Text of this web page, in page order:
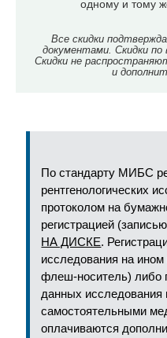
одному и тому
Все скидки
документами. Скидки
Скидки не
и
По стандарту МИБС
рентгенологических
протоколом на
регистрацией
НА ДИСКЕ.
исследования на
флеш-носитель) либо
данных исследования
самостоятельными
оплачиваются